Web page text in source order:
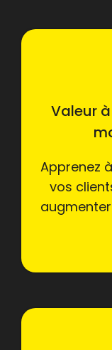
Valeur
Apprenez
vos